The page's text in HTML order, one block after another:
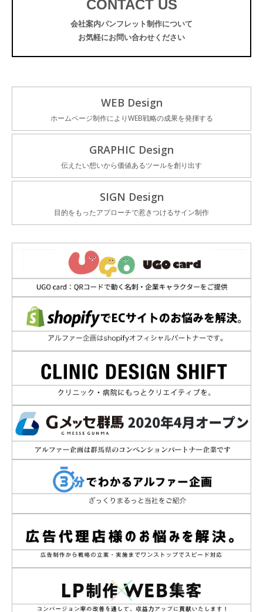
CONTACT US
会社案内パンフレット制作について
お気軽にお問い合わせください
WEB Design
ホームページ制作によりWEB戦略の成果を発揮する
GRAPHIC Design
伝えたい想いから価値あるツールを創り出す
SIGN Design
目的をもったアプローチで惹きつけるサイン制作